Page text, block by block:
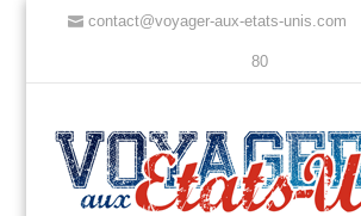
contact@voyager-aux-etats-unis.com
80